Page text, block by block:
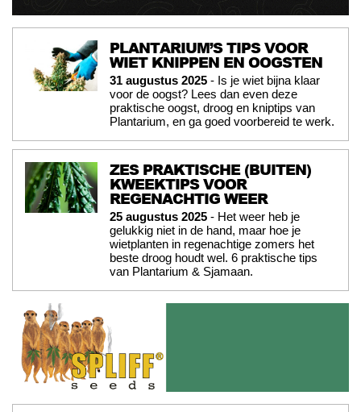
PLANTARIUM’S TIPS VOOR
WIET KNIPPEN EN OOGSTEN
31 augustus 2025 - Is je wiet bijna klaar
voor de oogst? Lees dan even deze
praktische oogst, droog en kniptips van
Plantarium, en ga goed voorbereid te werk.
ZES PRAKTISCHE (BUITEN)
KWEEKTIPS VOOR
REGENACHTIG WEER
25 augustus 2025 - Het weer heb je
gelukkig niet in de hand, maar hoe je
wietplanten in regenachtige zomers het
beste droog houdt wel. 6 praktische tips
van Plantarium & Sjamaan.